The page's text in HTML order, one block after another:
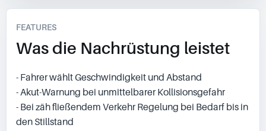
FEATURES
Was die Nachrüstung leistet
- Fahrer wählt Geschwindigkeit und Abstand
- Akut-Warnung bei unmittelbarer Kollisionsgefahr
- Bei zäh fließendem Verkehr Regelung bei Bedarf bis in
den Stillstand